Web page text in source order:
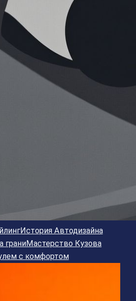
История Автодизайна
граниМастерство Кузова
с комфортом